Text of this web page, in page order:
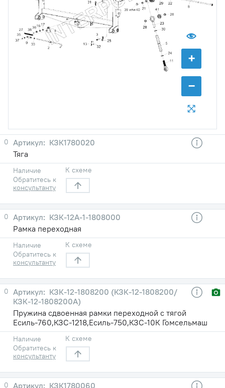
+
−
0
КЗК1780020
Тяга
Наличие
Обратитесь к
консультанту
К схеме
0
КЗК-12А-1-1808000
Рамка переходная
Наличие
Обратитесь к
консультанту
К схеме
0
КЗК-12-1808200 (КЗК-12-1808200/
КЗК-12-1808200А)
Пружина сдвоенная рамки переходной с тягой
Есиль-760,КЗС-1218,Есиль-750,КЗС-10К Гомсельмаш
Наличие
Обратитесь к
консультанту
К схеме
0
КЗК1780060